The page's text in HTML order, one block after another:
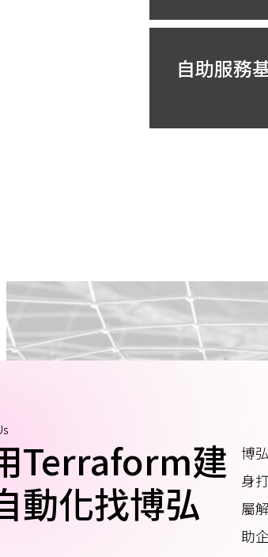
自助服務
Terraform建
動化找博弘
博
身
屬
助